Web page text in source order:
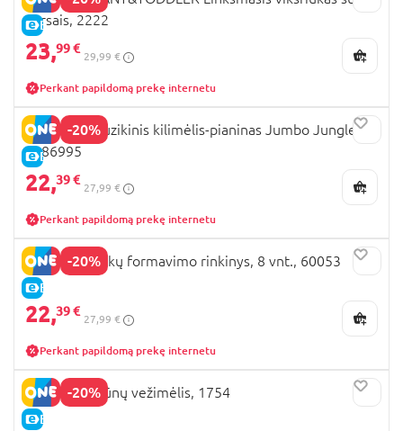
E-KAINA
garsais, 2222
23,99 €
29,99 €
Perkant papildomą prekę internetu
-20%
E-KAINA
PLAYGRO muzikinis kilimėlis-pianinas Jumbo Jungle,
0186995
22,39 €
27,99 €
Perkant papildomą prekę internetu
-20%
E-KAINA
PLAYGO plaukų formavimo rinkinys, 8 vnt., 60053
22,39 €
27,99 €
Perkant papildomą prekę internetu
-20%
E-KAINA
PLAYGO gyvūnų vežimėlis, 1754